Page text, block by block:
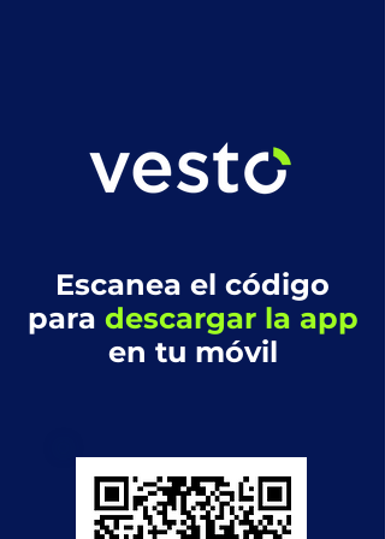
Escanea el código
para descargar la app
en tu móvil